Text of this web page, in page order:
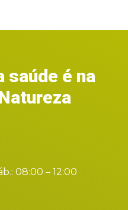
saúde é na
08:00 – 12:00